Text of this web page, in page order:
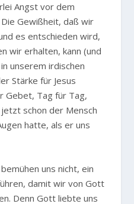
Angst vor dem
Gewißheit, daß wir
es entschieden wird,
wir erhalten, kann (und
unserem irdischen
Stärke für Jesus
Gebet, Tag für Tag,
schon der Mensch
hatte, als er uns
uns nicht, ein
damit wir von Gott
Denn Gott liebte uns